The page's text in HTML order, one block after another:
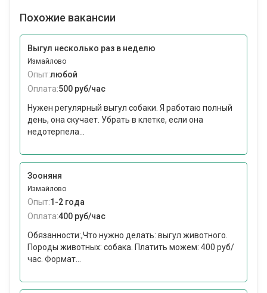
Похожие вакансии
Выгул несколько раз в неделю
Измайлово
Опыт:любой
Оплата:500 руб/час
Нужен регулярный выгул собаки. Я работаю полный
день, она скучает. Убрать в клетке, если она
недотерпела...
Зооняня
Измайлово
Опыт:1-2 года
Оплата:400 руб/час
Обязанности:,Что нужно делать: выгул животного.
Породы животных: собака. Платить можем: 400 руб/
час. Формат...